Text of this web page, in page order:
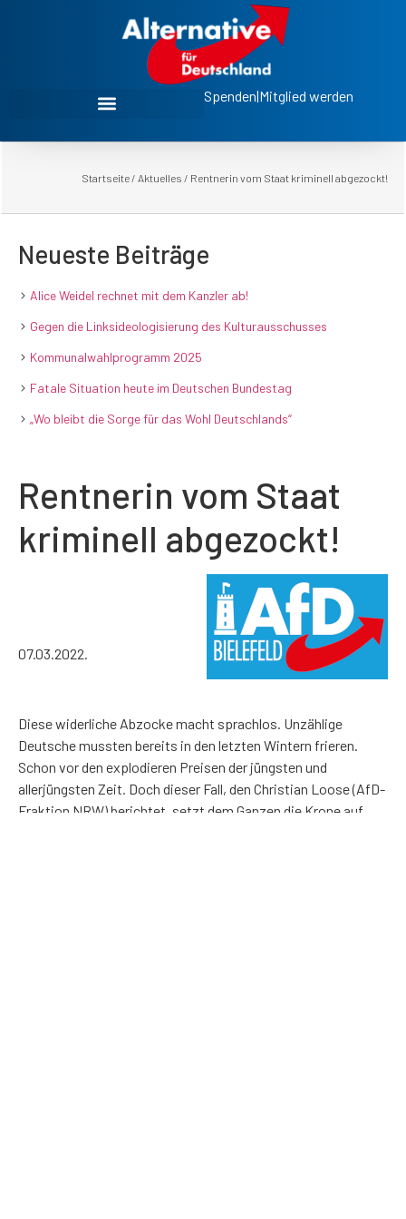
Spenden|Mitglied werden
Startseite / Aktuelles / Rentnerin vom Staat kriminell abgezockt!
Neueste Beiträge
Alice Weidel rechnet mit dem Kanzler ab!
Gegen die Linksideologisierung des Kulturausschusses
Kommunalwahlprogramm 2025
Fatale Situation heute im Deutschen Bundestag
„Wo bleibt die Sorge für das Wohl Deutschlands“
Rentnerin vom Staat
kriminell abgezockt!
07.03.2022.
Diese widerliche Abzocke macht sprachlos. Unzählige
Deutsche mussten bereits in den letzten Wintern frieren.
Schon vor den explodieren Preisen der jüngsten und
allerjüngsten Zeit. Doch dieser Fall, den Christian Loose (AfD-
Fraktion NRW) berichtet, setzt dem Ganzen die Krone auf.